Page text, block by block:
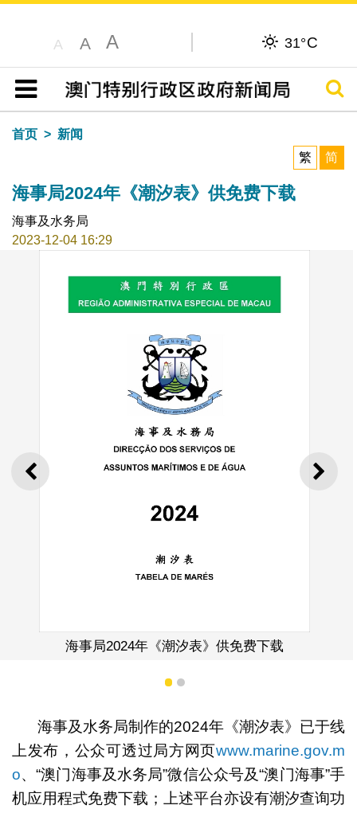
A A A 31°C
目录
搜寻
首页
新闻
繁
简
海事局2024年《潮汐表》供免费下载
海事及水务局
2023-12-04 16:29
上一则 下一
年《潮汐表》供免费下载
1 2
海事及水务局制作的2024年《潮汐表》已于线
上发布，公众可透过局方网页www.marine.gov.m
o、“澳门海事及水务局”微信公众号及“澳门海事”手
机应用程式免费下载；上述平台亦设有潮汐查询功